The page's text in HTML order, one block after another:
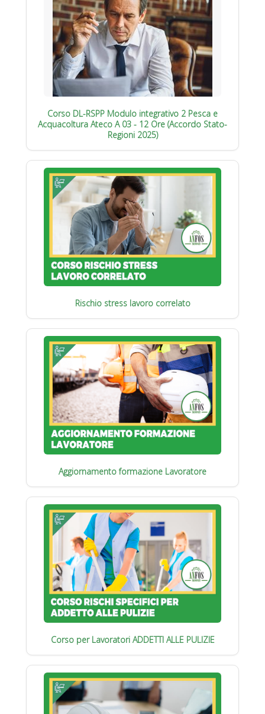
Corso DL-RSPP Modulo integrativo 2 Pesca e
Acquacoltura Ateco A 03 - 12 Ore (Accordo Stato-
Regioni 2025)
Rischio stress lavoro correlato
Aggiornamento formazione Lavoratore
Corso per Lavoratori ADDETTI ALLE PULIZIE